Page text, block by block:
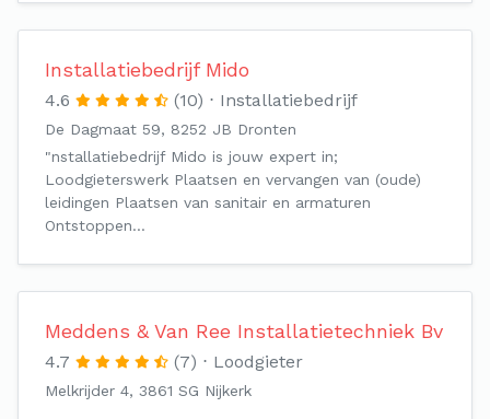
Installatiebedrijf Mido
4.6 (10) Installatiebedrijf
De Dagmaat 59, 8252 JB Dronten
"nstallatiebedrijf Mido is jouw expert in;
Loodgieterswerk Plaatsen en vervangen van (oude)
leidingen Plaatsen van sanitair en armaturen
Ontstoppen…
Meddens & Van Ree Installatietechniek Bv
4.7 (7) Loodgieter
Melkrijder 4, 3861 SG Nijkerk